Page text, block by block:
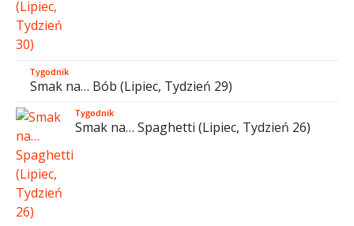
Tygodnik
Smak na… Bób (Lipiec, Tydzień 29)
Tygodnik
Smak na… Spaghetti (Lipiec, Tydzień 26)